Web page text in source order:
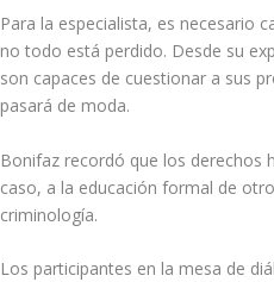
Para la especialista, es necesario
no todo está perdido. Desde su
son capaces de cuestionar a sus
pasará de moda.
Bonifaz recordó que los derechos
caso, a la educación formal de
criminología.
Los participantes en la mesa de